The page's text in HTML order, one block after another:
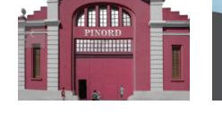
Noves oficines
Pinord